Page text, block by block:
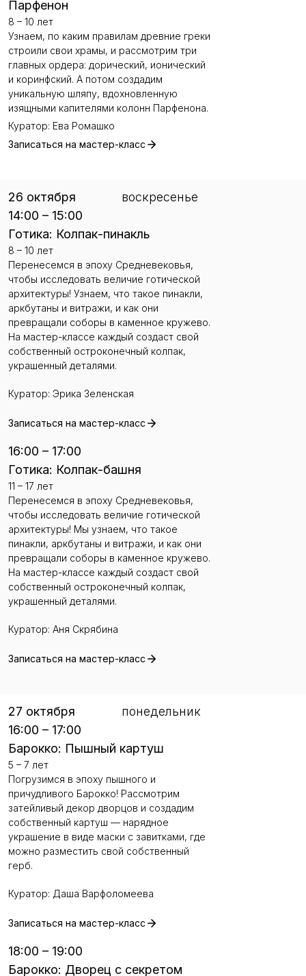
Парфенон
8 – 10 лет
Узнаем, по каким правилам древние греки
строили свои храмы, и рассмотрим три
главных ордера: дорический, ионический
и коринфский. А потом создадим
уникальную шляпу, вдохновленную
изящными капителями колонн Парфенона.
Куратор: Ева Ромашко
Записаться на мастер-класс
26 октября
воскреcенье
14:00 – 15:00
Готика: Колпак-пинакль
8 – 10 лет
Перенесемся в эпоху Средневековья,
чтобы исследовать величие готической
архитектуры! Узнаем, что такое пинакли,
аркбутаны и витражи, и как они
превращали соборы в каменное кружево.
На мастер-классе каждый создаст свой
собственный остроконечный колпак,
украшенный деталями.
Куратор: Эрика Зеленская
Записаться на мастер-класс
16:00 – 17:00
Готика: Колпак-башня
11 – 17 лет
Перенесемся в эпоху Средневековья,
чтобы исследовать величие готической
архитектуры! Мы узнаем, что такое
пинакли, аркбутаны и витражи, и как они
превращали соборы в каменное кружево.
На мастер-классе каждый создаст свой
собственный остроконечный колпак,
украшенный деталями.
Куратор: Аня Скрябина
Записаться на мастер-класс
27 октября
понедельник
16:00 – 17:00
Барокко: Пышный картуш
5 – 7 лет
Погрузимся в эпоху пышного и
причудливого Барокко! Рассмотрим
затейливый декор дворцов и создадим
собственный картуш — нарядное
украшение в виде маски с завитками, где
можно разместить свой собственный
герб.
Куратор: Даша Варфоломеева
Записаться на мастер-класс
18:00 – 19:00
Барокко: Дворец с секретом